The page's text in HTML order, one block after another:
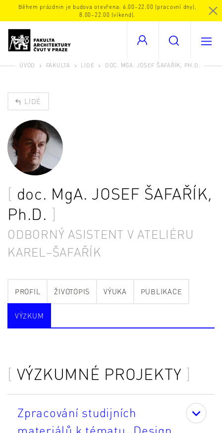
Během prázdnin je budova otevřena: 6.00–22.00 (pracovní dny),
8.00–22.00 (víkend).
ÚVOD FAKULTA LIDÉ DOC. MGA. JOSEF ŠAFAŘÍK, PH.D.
LIDÉ
doc. MgA. JOSEF ŠAFAŘÍK,
Ph.D.
ODBORNÝ ASISTENT V ATELIÉRU
KAREL–ŠAFAŘÍK
PROFIL ŽIVOTOPIS VÝUKA PUBLIKACE
VÝZKUM
VÝZKUMNÉ PROJEKTY
Zpracování studijních